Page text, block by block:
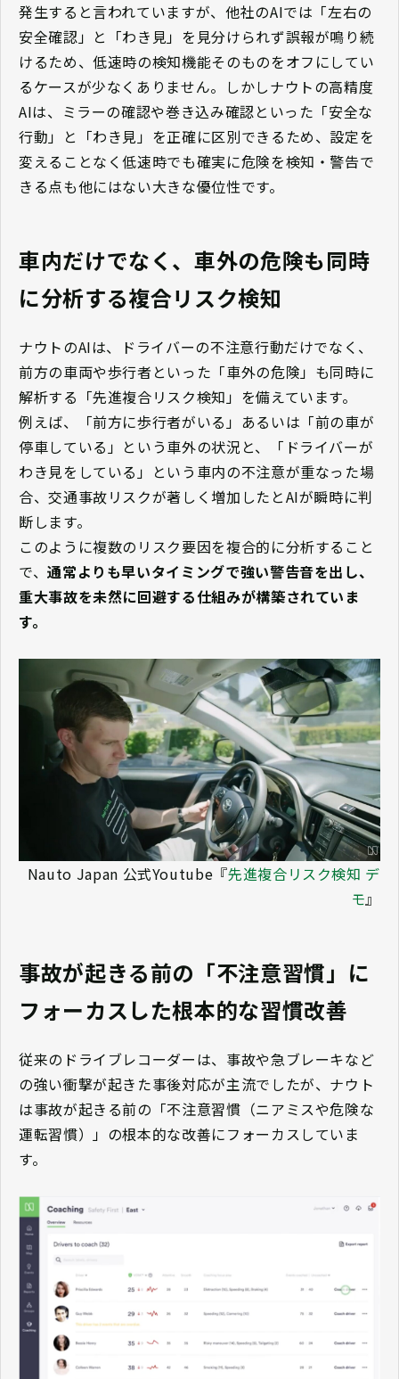
発生すると言われていますが、他社のAIでは「左右の
安全確認」と「わき見」を見分けられず誤報が鳴り続
けるため、低速時の検知機能そのものをオフにしてい
るケースが少なくありません。しかしナウトの高精度
AIは、ミラーの確認や巻き込み確認といった「安全な
行動」と「わき見」を正確に区別できるため、設定を
変えることなく低速時でも確実に危険を検知・警告で
きる点も他にはない大きな優位性です。
車内だけでなく、車外の危険も同時
に分析する複合リスク検知
ナウトのAIは、ドライバーの不注意行動だけでなく、
前方の車両や歩行者といった「車外の危険」も同時に
解析する「先進複合リスク検知」を備えています。
例えば、「前方に歩行者がいる」あるいは「前の車が
停車している」という車外の状況と、「ドライバーが
わき見をしている」という車内の不注意が重なった場
合、交通事故リスクが著しく増加したとAIが瞬時に判
断します。
このように複数のリスク要因を複合的に分析すること
で、通常よりも早いタイミングで強い警告音を出し、
重大事故を未然に回避する仕組みが構築されていま
す。
Nauto Japan 公式Youtube『先進複合リスク検知 デ
モ』
事故が起きる前の「不注意習慣」に
フォーカスした根本的な習慣改善
従来のドライブレコーダーは、事故や急ブレーキなど
の強い衝撃が起きた事後対応が主流でしたが、ナウト
は事故が起きる前の「不注意習慣（ニアミスや危険な
運転習慣）」の根本的な改善にフォーカスしていま
す。